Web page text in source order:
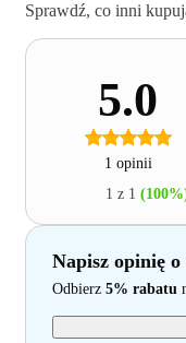
Sprawdź, co inni
5.0
1 opinii
1 z 1
Napisz opinię
Odbierz 5% rabatu